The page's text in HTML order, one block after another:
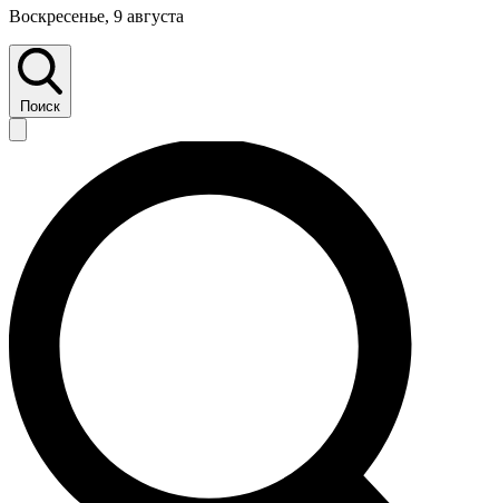
Воскресенье, 9 августа
Поиск